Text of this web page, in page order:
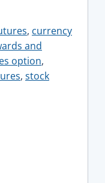
, currency
and
option,
, stock